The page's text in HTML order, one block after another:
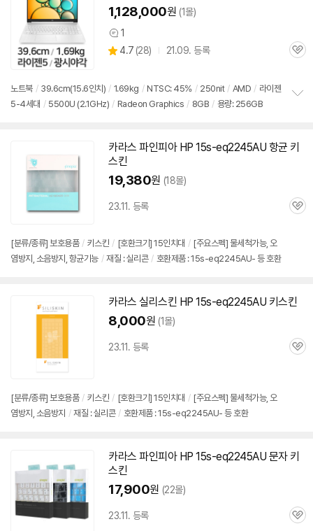
1,128,000원 (1몰)
상
품
1
별
4.7 (상
뷰
28) 21.09. 등록
관
노트북 / 39.6cm(15.6인치) / 1.69kg / NTSC: 45% / 250nit / AMD / 라이젠
5-4세대 / 5500U (2.1GHz) / Radeon Graphics / 8GB / 용량: 256GB
치
카라스 파인피아 HP 15s-eq2245AU 항균 키
스킨
19,380원 (18몰)
23.11. 등록
관
[분류/종류] 보호용품 / 키스킨 / [호환크기] 15인치대 / [주요스펙] 물세척가능, 오
염방지, 소음방지, 항균기능 / 재질 : 실리콘 / 호환제품 : 15s-eq2245AU- 등 호환
카라스 실리스킨 HP 15s-eq2245AU 키스킨
8,000원 (1몰)
23.11. 등록
관
[분류/종류] 보호용품 / 키스킨 / [호환크기] 15인치대 / [주요스펙] 물세척가능, 오
염방지, 소음방지 / 재질 : 실리콘 / 호환제품 : 15s-eq2245AU- 등 호환
카라스 파인피아 HP 15s-eq2245AU 문자 키
스킨
17,900원 (22몰)
23.11. 등록
관